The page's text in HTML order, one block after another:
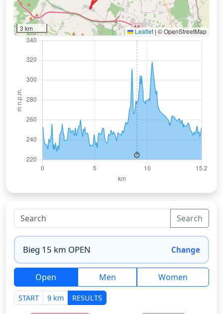
3 km Leaflet|© OpenStreetMap
Search
Change
Open Men Women
START 9 km RESULTS